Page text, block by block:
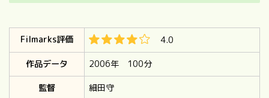
Filmarks評価
4.0
作品データ
2006年 100分
監督
細田守